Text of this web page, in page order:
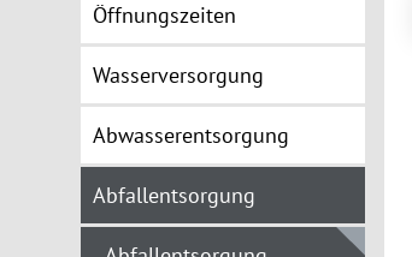
Öffnungszeiten
Wasserversorgung
Abwasserentsorgung
Abfallentsorgung